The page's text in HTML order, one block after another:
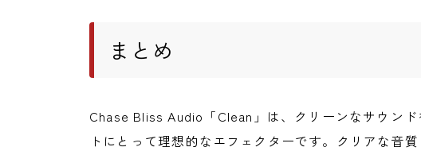
まとめ
Chase Bliss Audio「Clean」は、クリーンなサウン
トにとって理想的なエフェクターです。クリアな音